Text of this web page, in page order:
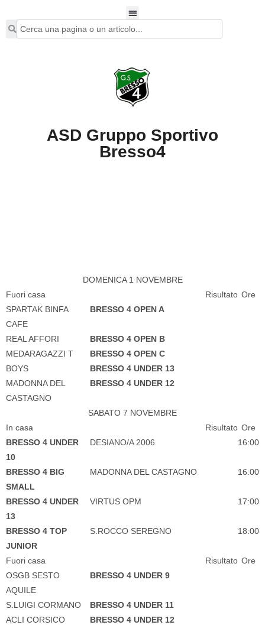
ASD Gruppo Sportivo
Bresso4
DOMENICA 1 NOVEMBRE
Fuori casa
Risultato Ore
SPARTAK BINFA
CAFE
BRESSO 4 OPEN A
REAL AFFORI
BRESSO 4 OPEN B
MEDARAGAZZI T
BRESSO 4 OPEN C
BOYS
BRESSO 4 UNDER 13
MADONNA DEL
CASTAGNO
BRESSO 4 UNDER 12
SABATO 7 NOVEMBRE
In casa
Risultato Ore
BRESSO 4 UNDER
10
DESIANO/A 2006 16:00
BRESSO 4 BIG
SMALL
MADONNA DEL CASTAGNO 16:00
BRESSO 4 UNDER
13
VIRTUS OPM 17:00
BRESSO 4 TOP
JUNIOR
S.ROCCO SEREGNO 18:00
Fuori casa Risultato Ore
OSGB SESTO
AQUILE
BRESSO 4 UNDER 9
S.LUIGI CORMANO
BRESSO 4 UNDER 11
ACLI CORSICO
BRESSO 4 UNDER 12